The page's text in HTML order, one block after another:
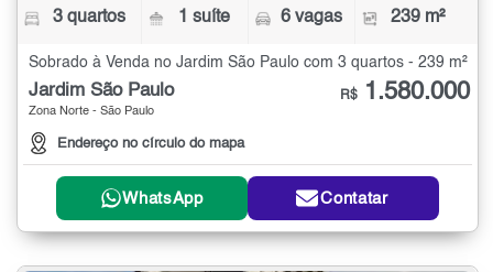
3 quartos 1 suíte 6 vagas 239 m²
Sobrado à Venda no Jardim São Paulo com 3 quartos - 239 m²
Jardim São Paulo
Zona Norte - São Paulo
Endereço no círculo do mapa
R$ 1.580.000
WhatsApp Contatar